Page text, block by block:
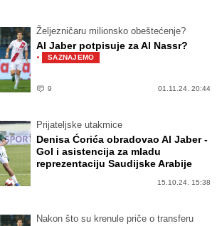
Željezničaru milionsko obeštećenje?
Al Jaber potpisuje za Al Nassr?
· SAZNAJEMO
9 01.11.24. 20:44
Prijateljske utakmice
Denisa Ćorića obradovao Al Jaber -
Gol i asistencija za mladu
reprezentaciju Saudijske Arabije
15.10.24. 15:38
Nakon što su krenule priče o transferu